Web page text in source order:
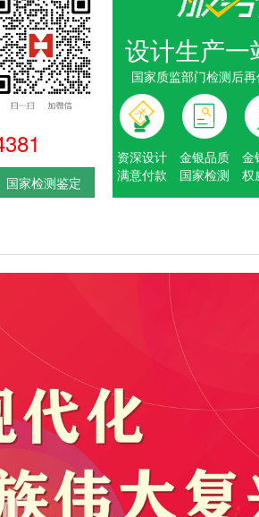
】
国家检测鉴定
设计生产一
国家质监部门检测后
资深设计
满意付款
金银品质
国家检测
金
权